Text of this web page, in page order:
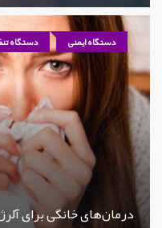
دستگاه ایمنی دستگاه
درمان‌های خانگی برای